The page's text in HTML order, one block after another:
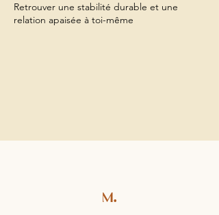
Retrouver une stabilité durable et une
relation apaisée à toi-même
M.